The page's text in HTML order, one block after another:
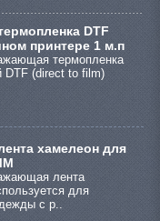
DTF
принтере 1 м.п
термопленка
DTF (direct to film)
хамелеон для
лента
для
с р..